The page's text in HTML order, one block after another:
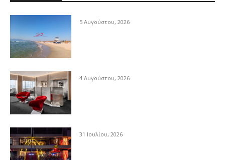
5 Αυγούστου, 2026
4 Αυγούστου, 2026
31 Ιουλίου, 2026